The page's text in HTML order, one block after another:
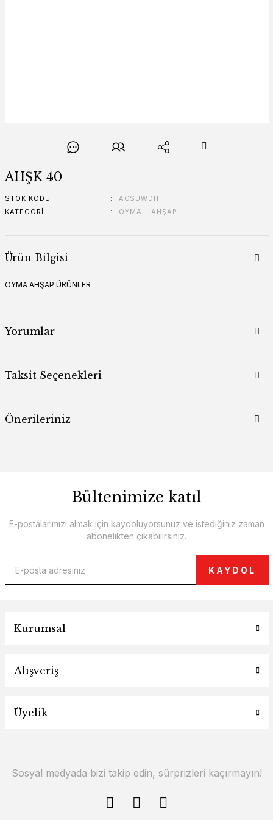
AHŞK 40
STOK KODU
ACSUWDHT
KATEGORI
OYMALI AHŞAP
Ürün Bilgisi
OYMA AHŞAP ÜRÜNLER
Yorumlar
Taksit Seçenekleri
Önerileriniz
Bültenimize katıl
E-postalarımızı almak için kaydoluyorsunuz ve istediğiniz zaman
abonelikten çıkabilirsiniz.
KAYDOL
Kurumsal
Alışveriş
Üyelik
Sosyal medyada bizi takip edin, sürprizleri kaçırmayın!